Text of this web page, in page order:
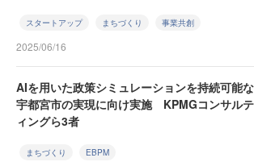
スタートアップ まちづくり 事業共創
2025/06/16
AIを用いた政策シミュレーションを持続可能な
宇都宮市の実現に向け実施 KPMGコンサルテ
ィングら3者
まちづくり EBPM